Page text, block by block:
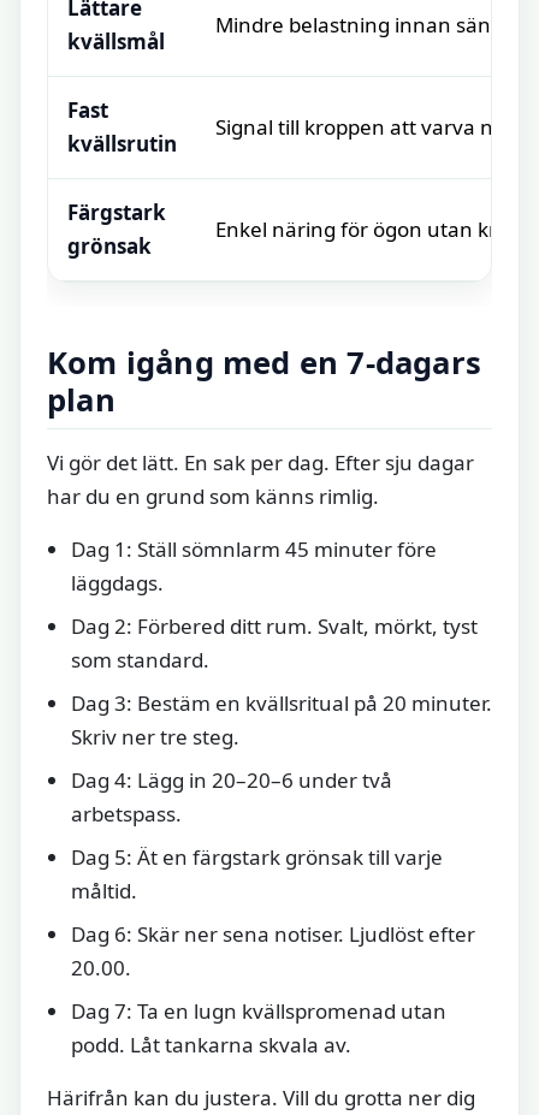
Lättare
kvällsmål
Mind­re belastning innan
Fast
kvällsrutin
Signal till kroppen att varva ner
Färgstark
grönsak
Enkel näring för ögon utan
Kom igång med en 7-dagars
plan
Vi gör det lätt. En sak per dag. Efter sju dagar
har du en grund som känns rimlig.
Dag 1: Ställ sömnlarm 45 minuter före
läggdags.
Dag 2: Förbered ditt rum. Svalt, mörkt, tyst
som standard.
Dag 3: Bestäm en kvällsritual på 20 minuter.
Skriv ner tre steg.
Dag 4: Lägg in 20–20–6 under två
arbetspass.
Dag 5: Ät en färgstark grönsak till varje
måltid.
Dag 6: Skär ner sena notiser. Ljudlöst efter
20.00.
Dag 7: Ta en lugn kvällspromenad utan
podd. Låt tankarna skvala av.
Härifrån kan du justera. Vill du grotta ner dig